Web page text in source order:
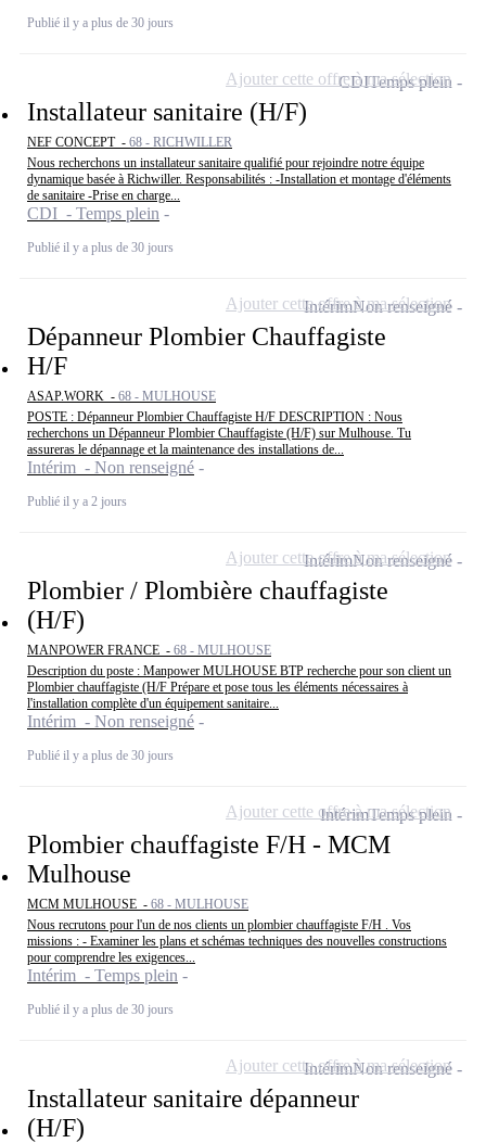
Publié il y a plus de 30 jours
Installateur sanitaire (H/F)
NEF CONCEPT - 68 - RICHWILLER
Nous recherchons un installateur sanitaire qualifié pour rejoindre notre équipe
dynamique basée à Richwiller. Responsabilités : -Installation et montage d'éléments
de sanitaire -Prise en charge...
CDI - Temps plein
Publié il y a plus de 30 jours
CDITemps plein
Ajouter cette offre à ma sélection
Dépanneur Plombier Chauffagiste
H/F
ASAP.WORK - 68 - MULHOUSE
POSTE : Dépanneur Plombier Chauffagiste H/F DESCRIPTION : Nous
recherchons un Dépanneur Plombier Chauffagiste (H/F) sur Mulhouse. Tu
assureras le dépannage et la maintenance des installations de...
Intérim - Non renseigné
Publié il y a 2 jours
IntérimNon renseigné
Ajouter cette offre à ma sélection
Plombier / Plombière chauffagiste
(H/F)
MANPOWER FRANCE - 68 - MULHOUSE
Description du poste : Manpower MULHOUSE BTP recherche pour son client un
Plombier chauffagiste (H/F Prépare et pose tous les éléments nécessaires à
l'installation complète d'un équipement sanitaire...
Intérim - Non renseigné
Publié il y a plus de 30 jours
IntérimNon renseigné
Ajouter cette offre à ma sélection
Plombier chauffagiste F/H - MCM
Mulhouse
MCM MULHOUSE - 68 - MULHOUSE
Nous recrutons pour l'un de nos clients un plombier chauffagiste F/H . Vos
missions : - Examiner les plans et schémas techniques des nouvelles constructions
pour comprendre les exigences...
Intérim - Temps plein
Publié il y a plus de 30 jours
IntérimTemps plein
Ajouter cette offre à ma sélection
Installateur sanitaire dépanneur
(H/F)
IntérimNon renseigné
Ajouter cette offre à ma sélection